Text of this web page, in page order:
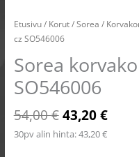
Etusivu/ Korut/Sorea /
cz SO546006
Sorea
SO546006
54,00€ 43,20€
30pv alin hinta:43,20€